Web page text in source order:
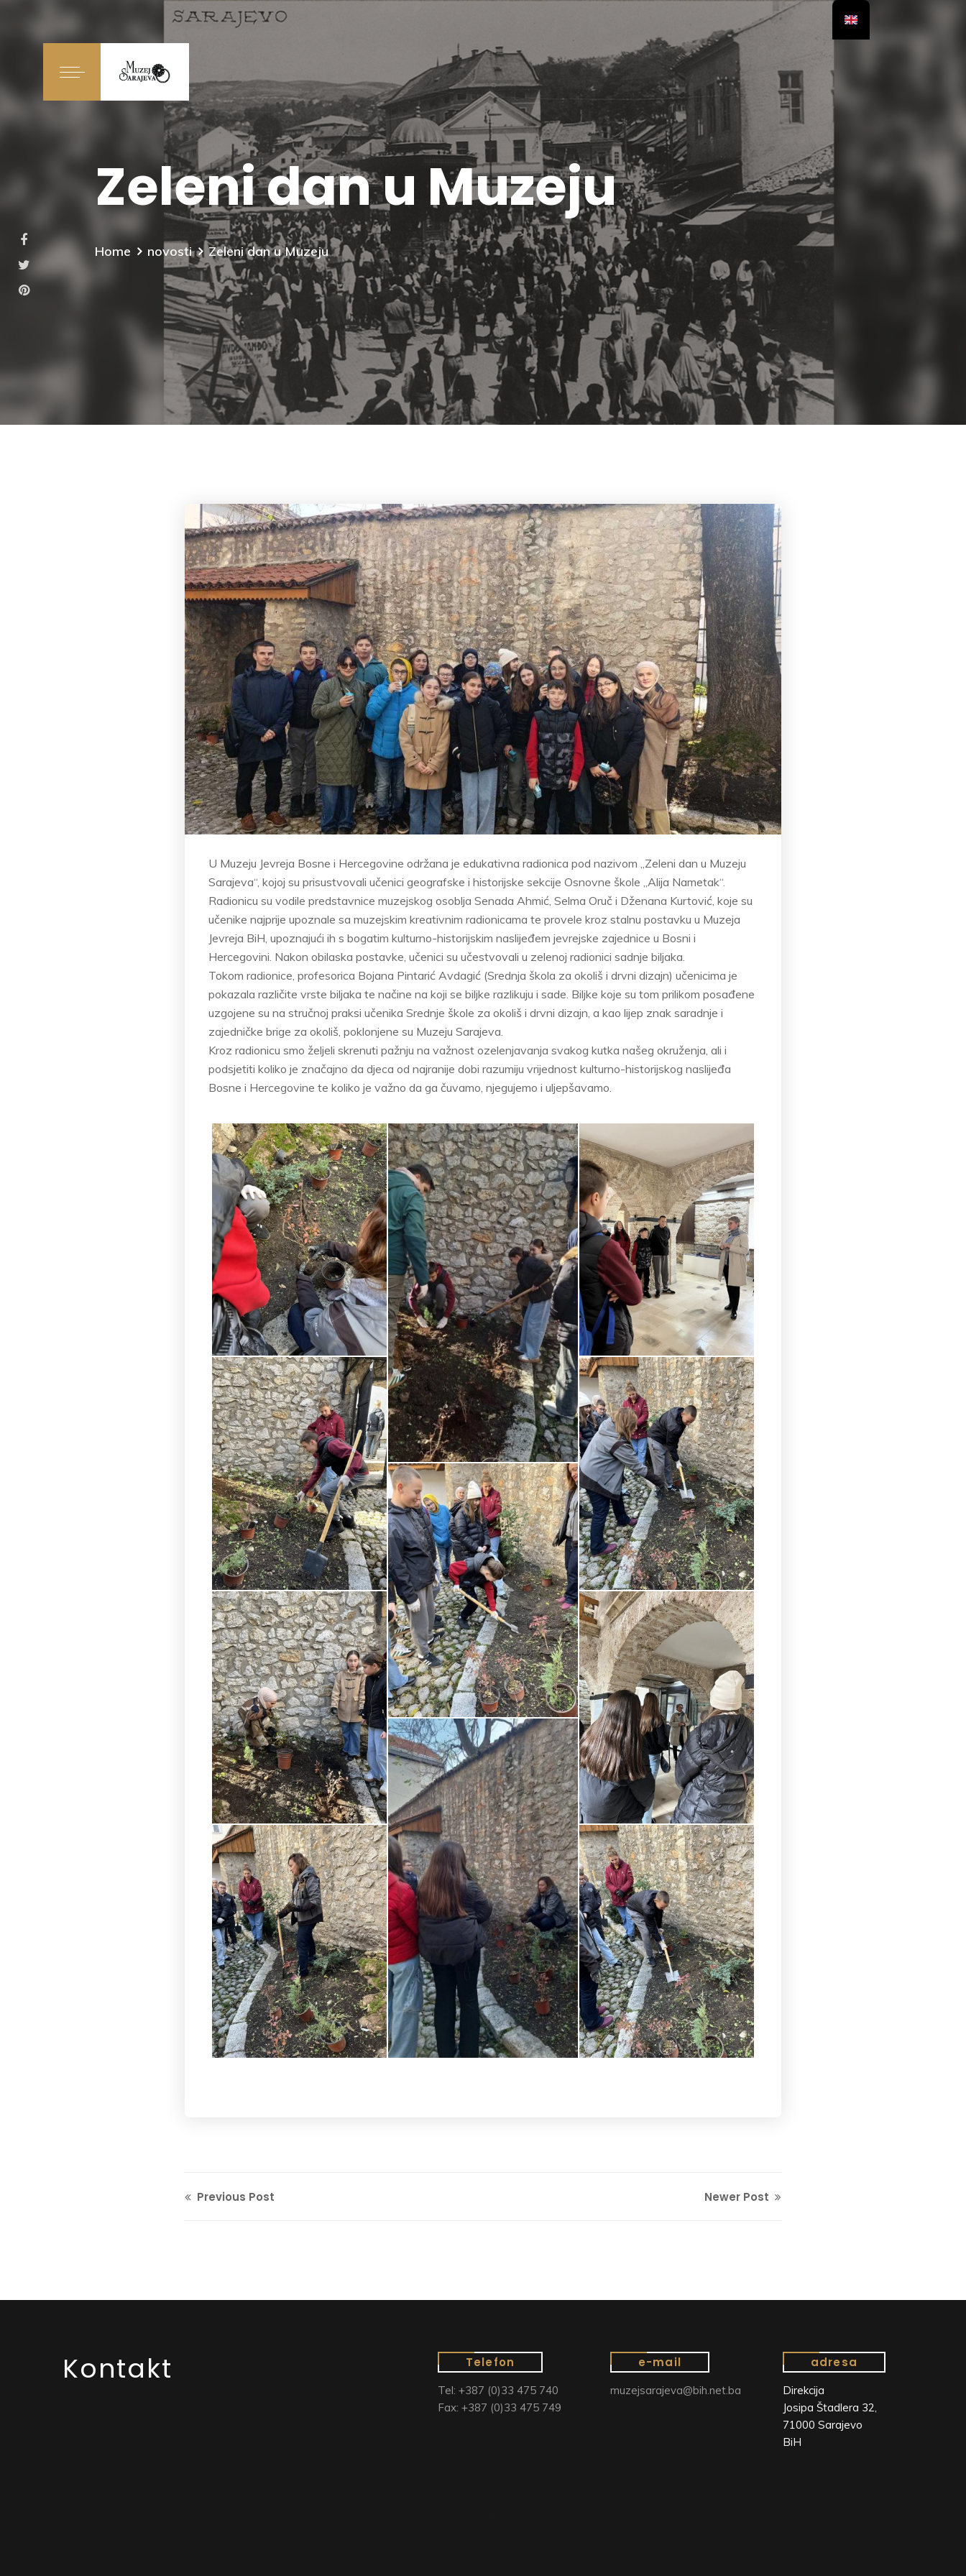
Zeleni dan u Muzeju
Home novosti Zeleni dan u Muzeju
U Muzeju Jevreja Bosne i Hercegovine održana je edukativna radionica pod nazivom „Zeleni dan u Muzeju
Sarajeva“, kojoj su prisustvovali učenici geografske i historijske sekcije Osnovne škole „Alija Nametak“.
Radionicu su vodile predstavnice muzejskog osoblja Senada Ahmić, Selma Oruč i Dženana Kurtović, koje su
učenike najprije upoznale sa muzejskim kreativnim radionicama te provele kroz stalnu postavku u Muzeja
Jevreja BiH, upoznajući ih s bogatim kulturno-historijskim naslijeđem jevrejske zajednice u Bosni i
Hercegovini. Nakon obilaska postavke, učenici su učestvovali u zelenoj radionici sadnje biljaka.
Tokom radionice, profesorica Bojana Pintarić Avdagić (Srednja škola za okoliš i drvni dizajn) učenicima je
pokazala različite vrste biljaka te načine na koji se biljke razlikuju i sade. Biljke koje su tom prilikom posađene
uzgojene su na stručnoj praksi učenika Srednje škole za okoliš i drvni dizajn, a kao lijep znak saradnje i
zajedničke brige za okoliš, poklonjene su Muzeju Sarajeva.
Kroz radionicu smo željeli skrenuti pažnju na važnost ozelenjavanja svakog kutka našeg okruženja, ali i
podsjetiti koliko je značajno da djeca od najranije dobi razumiju vrijednost kulturno-historijskog naslijeđa
Bosne i Hercegovine te koliko je važno da ga čuvamo, njegujemo i uljepšavamo.
Previous Post Newer Post
Kontakt Telefon
Tel: +387 (0)33 475 740
Fax: +387 (0)33 475 749
e-mail
muzejsarajeva@bih.net.ba
adresa
Direkcija
Josipa Štadlera 32,
71000 Sarajevo
BiH